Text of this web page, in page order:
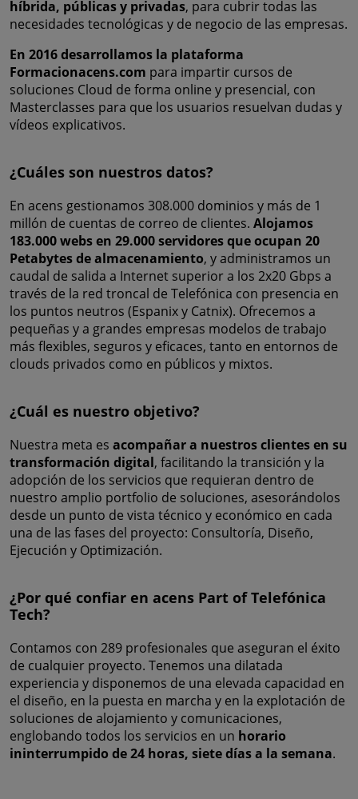
híbrida, públicas y privadas, para cubrir todas las
necesidades tecnológicas y de negocio de las empresas.
En 2016 desarrollamos la plataforma
Formacionacens.com para impartir cursos de
soluciones Cloud de forma online y presencial, con
Masterclasses para que los usuarios resuelvan dudas y
vídeos explicativos.
¿Cuáles son nuestros datos?
En acens gestionamos 308.000 dominios y más de 1
millón de cuentas de correo de clientes. Alojamos
183.000 webs en 29.000 servidores que ocupan 20
Petabytes de almacenamiento, y administramos un
caudal de salida a Internet superior a los 2x20 Gbps a
través de la red troncal de Telefónica con presencia en
los puntos neutros (Espanix y Catnix). Ofrecemos a
pequeñas y a grandes empresas modelos de trabajo
más flexibles, seguros y eficaces, tanto en entornos de
clouds privados como en públicos y mixtos.
¿Cuál es nuestro objetivo?
Nuestra meta es acompañar a nuestros clientes en su
transformación digital, facilitando la transición y la
adopción de los servicios que requieran dentro de
nuestro amplio portfolio de soluciones, asesorándolos
desde un punto de vista técnico y económico en cada
una de las fases del proyecto: Consultoría, Diseño,
Ejecución y Optimización.
¿Por qué confiar en acens Part of Telefónica
Tech?
Contamos con 289 profesionales que aseguran el éxito
de cualquier proyecto. Tenemos una dilatada
experiencia y disponemos de una elevada capacidad en
el diseño, en la puesta en marcha y en la explotación de
soluciones de alojamiento y comunicaciones,
englobando todos los servicios en un horario
ininterrumpido de 24 horas, siete días a la semana.